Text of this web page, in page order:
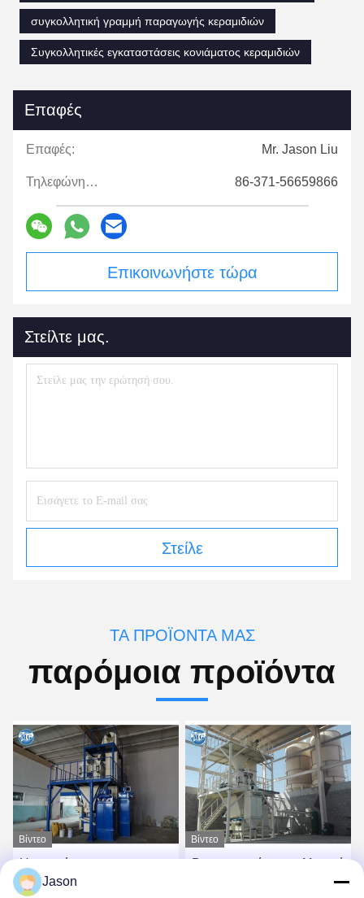
συγκολλητική γραμμή παραγωγής κεραμιδιών
Συγκολλητικές εγκαταστάσεις κονιάματος κεραμιδιών
Επαφές
Επαφές: Mr. Jason Liu
Τηλεφώνημα: 86-371-56659866
Επικοινωνήστε τώρα
Στείλτε μας.
Στείλε
ΤΑ ΠΡΟΪΌΝΤΑ ΜΑΣ
παρόμοια προϊόντα
Βίντεο
Βιομηχανική συγκολλητική
μηχανή κεραμιδιών
Βίντεο
συγκολλητική μηχανή
Jason